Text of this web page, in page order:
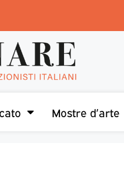
Mostre d’arte